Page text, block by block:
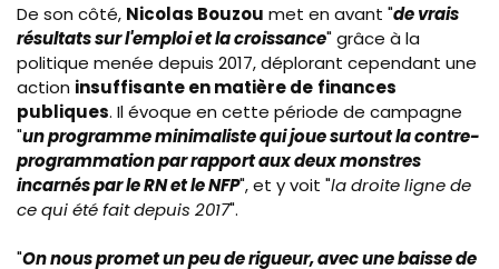
De son côté, Nicolas Bouzou met en avant "de vrais
résultats sur l'emploi et la croissance" grâce à la
politique menée depuis 2017, déplorant cependant une
action insuffisante en matière de finances
publiques. Il évoque en cette période de campagne
"un programme minimaliste qui joue surtout la contre-
programmation par rapport aux deux monstres
incarnés par le RN et le NFP", et y voit "la droite ligne de
ce qui été fait depuis 2017".
"On nous promet un peu de rigueur, avec une baisse de